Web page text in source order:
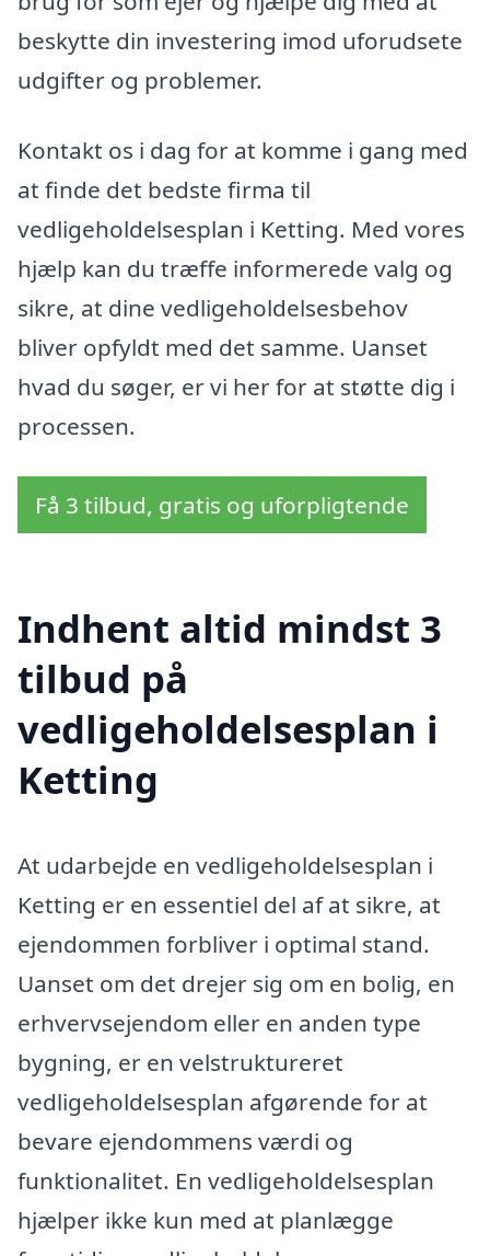
beskytte din investering imod uforudsete
udgifter og problemer.
Kontakt os i dag for at komme i gang med
at finde det bedste firma til
vedligeholdelsesplan i Ketting. Med vores
hjælp kan du træffe informerede valg og
sikre, at dine vedligeholdelsesbehov
bliver opfyldt med det samme. Uanset
hvad du søger, er vi her for at støtte dig i
processen.
Få 3 tilbud, gratis og uforpligtende
Indhent altid mindst 3
tilbud på
vedligeholdelsesplan i
Ketting
At udarbejde en vedligeholdelsesplan i
Ketting er en essentiel del af at sikre, at
ejendommen forbliver i optimal stand.
Uanset om det drejer sig om en bolig, en
erhvervsejendom eller en anden type
bygning, er en velstruktureret
vedligeholdelsesplan afgørende for at
bevare ejendommens værdi og
funktionalitet. En vedligeholdelsesplan
hjælper ikke kun med at planlægge